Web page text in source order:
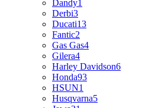
Dandy1
Derbi3
Ducati13
Fantic2
Gas Gas4
Gilera4
Harley Davidson6
Honda93
HSUN1
Husqvarna5